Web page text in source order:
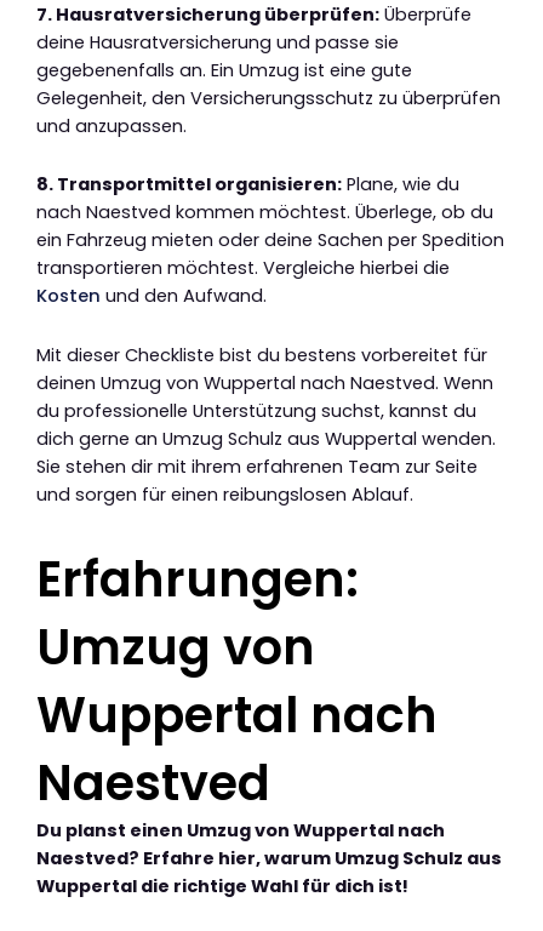
7. Hausratversicherung überprüfen: Überprüfe
deine Hausratversicherung und passe sie
gegebenenfalls an. Ein Umzug ist eine gute
Gelegenheit, den Versicherungsschutz zu überprüfen
und anzupassen.
8. Transportmittel organisieren: Plane, wie du
nach Naestved kommen möchtest. Überlege, ob du
ein Fahrzeug mieten oder deine Sachen per Spedition
transportieren möchtest. Vergleiche hierbei die
Kosten und den Aufwand.
Mit dieser Checkliste bist du bestens vorbereitet für
deinen Umzug von Wuppertal nach Naestved. Wenn
du professionelle Unterstützung suchst, kannst du
dich gerne an Umzug Schulz aus Wuppertal wenden.
Sie stehen dir mit ihrem erfahrenen Team zur Seite
und sorgen für einen reibungslosen Ablauf.
Erfahrungen:
Umzug von
Wuppertal nach
Naestved
Du planst einen Umzug von Wuppertal nach
Naestved? Erfahre hier, warum Umzug Schulz aus
Wuppertal die richtige Wahl für dich ist!